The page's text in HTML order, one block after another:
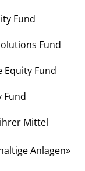
Fund
Fund
Equity Fund
Fund
Mittel
Anlagen»